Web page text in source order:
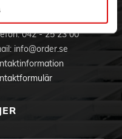
OSS
042 - 25 23 00
info@order.se